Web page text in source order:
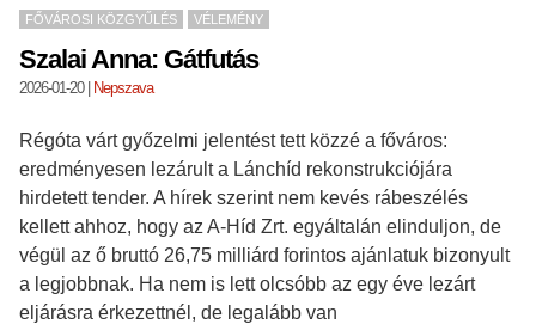
FŐVÁROSI KÖZGYŰLÉS VÉLEMÉNY
Szalai Anna: Gátfutás
2026-01-20| Nepszava
Régóta várt győzelmi jelentést tett közzé a főváros:
eredményesen lezárult a Lánchíd rekonstrukciójára
hirdetett tender. A hírek szerint nem kevés rábeszélés
kellett ahhoz, hogy az A-Híd Zrt. egyáltalán elinduljon, de
végül az ő bruttó 26,75 milliárd forintos ajánlatuk bizonyult
a legjobbnak. Ha nem is lett olcsóbb az egy éve lezárt
eljárásra érkezettnél, de legalább van